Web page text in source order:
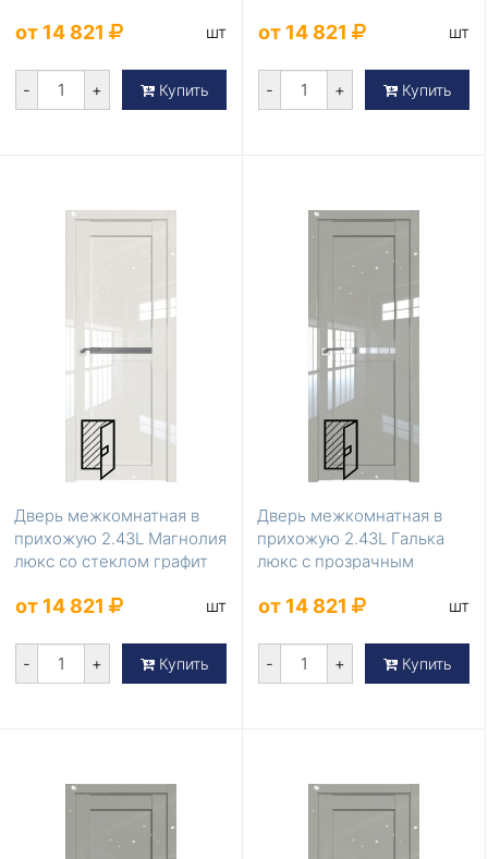
от 14 821 шт
- + Купить
от 14 821 шт
- + Купить
Дверь межкомнатная в
прихожую 2.43L Магнолия
люкс со стеклом графит
от 14 821 шт
- + Купить
Дверь межкомнатная в
прихожую 2.43L Галька
люкс с прозрачным
от 14 821 шт
- + Купить